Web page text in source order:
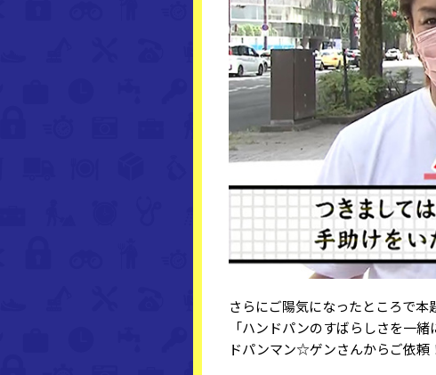
さらにご陽気になったところで本
「ハンドパンのすばらしさを一
ドパンマン☆ゲンさんからご依頼